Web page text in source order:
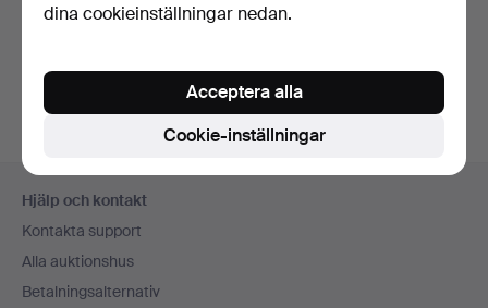
Bevaka sökning
Sidfotsnavigation
Hjälp och kontakt
Kontakta support
Alla auktionshus
Betalningsalternativ
dina cookieinställningar nedan.
Cookie-inställningar
Acceptera alla